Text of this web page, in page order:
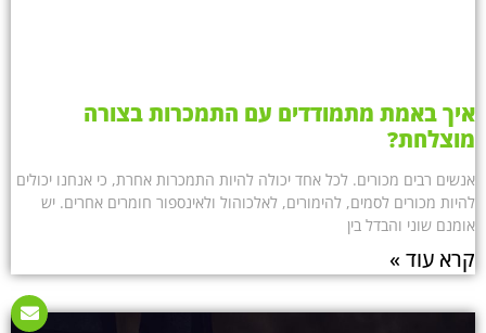
איך באמת מתמודדים עם התמכרות בצורה
מוצלחת?
אנשים רבים מכורים. לכל אחד יכולה להיות התמכרות אחרת, כי אנחנו יכולים
להיות מכורים לסמים, להימורים, לאלכוהול ולאינספור חומרים אחרים. יש
אומנם שוני והבדל בין
קרא עוד »